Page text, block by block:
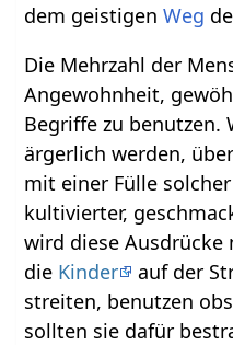
dem geistigenWeg
Die Mehrzahl der
Angewohnheit,
Begriffe zu benutzen.
ärgerlich werden,
mit einer Fülle
kultivierter,
wird diese Ausdrücke
die Kinder
auf der
streiten, benutzen
sollten sie dafür